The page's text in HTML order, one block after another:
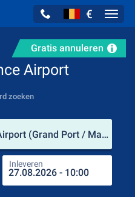
€
Gratis annuleren
Airport
zoeken
Mauritius Plaisance Airport (Grand Port / Mauritius)
Inleveren